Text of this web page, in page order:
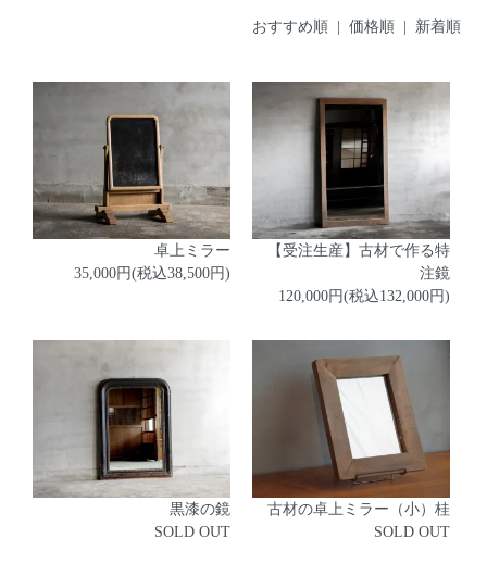
おすすめ順 価格順 | 新着順
卓上ミラー
35,000円(税込38,500円)
【受注生産】古材で作る特
注鏡
120,000円(税込132,000円)
黒漆の鏡
SOLD OUT
古材の卓上ミラー（小）桂
SOLD OUT